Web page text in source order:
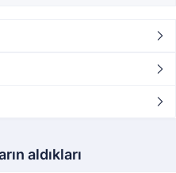
aldıkları